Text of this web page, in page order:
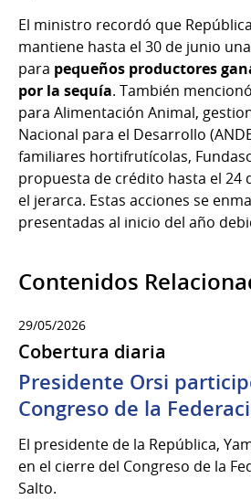
El ministro recordó que
mantiene hasta el 30 de junio
para pequeños productores
por la sequía. También
para Alimentación Animal,
Nacional para el Desarrollo
familiares hortifrutícolas,
propuesta de crédito hasta el 24
el jerarca. Estas acciones se
presentadas al inicio del año
Contenidos
29/05/2026
Cobertura diaria
Presidente Orsi
Congreso de la
El presidente de la República,
en el cierre del Congreso de la
Salto.